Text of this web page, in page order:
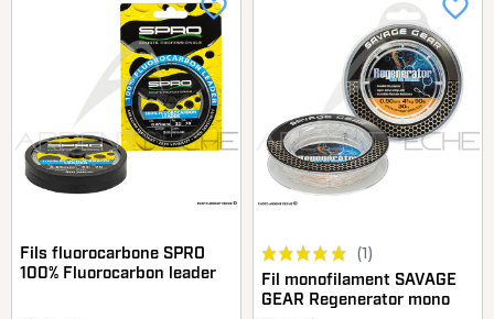
Fils fluorocarbone SPRO
100% Fluorocarbon leader
favorite_border
(1)
Fil monofilament SAVAGE
GEAR Regenerator mono
favorite_border